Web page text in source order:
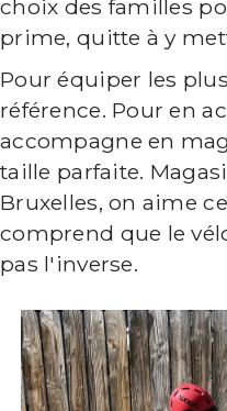
choix des familles
prime, quitte à y
Pour équiper les
référence. Pour en
accompagne en
taille parfaite.
Bruxelles, on aime
comprend que le
pas l'inverse.